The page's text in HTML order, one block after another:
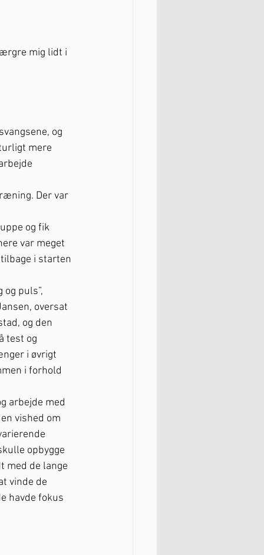
mig lidt i
og
mere
Der var
og fik
var meget
i starten
puls”,
oversat
og den
test og
i øvrigt
i forhold
arbejde med
vished om
opbygge
med de lange
vinde de
havde fokus